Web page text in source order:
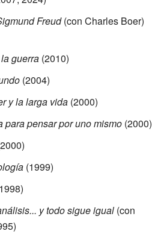
Freud(con Charles Boer)
guerra (2010)
(2004)
y la larga vida (2000)
para pensar por uno mismo (2000)
(1999)
y todo sigue igual (con